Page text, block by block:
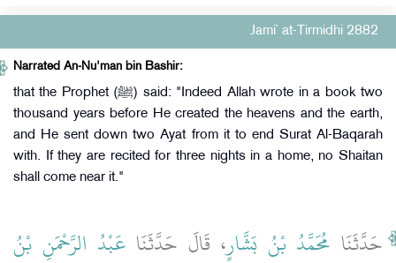
Jami` at-Tirmidhi 2882
Narrated An-Nu'man bin Bashir:
that the Prophet (ﷺ) said: "Indeed Allah wrote in a book two
thousand years before He created the heavens and the earth,
and He sent down two Ayat from it to end Surat Al-Baqarah
with. If they are recited for three nights in a home, no Shaitan
shall come near it."
حَدَّثَنَا مُحَمَّدُ بْنُ بَشَّارٍ، قَالَ حَدَّثَنَا عَبْدُ الرَّحْمَنِ بْنُ